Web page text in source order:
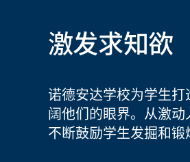
激发求知欲
诺德安达学校为学生
阔他们的眼界。从激
不断鼓励学生发掘和锻